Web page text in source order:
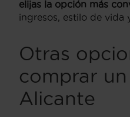
elijas la opción más
ingresos, estilo de vida
Otras
comprar un
Alicante